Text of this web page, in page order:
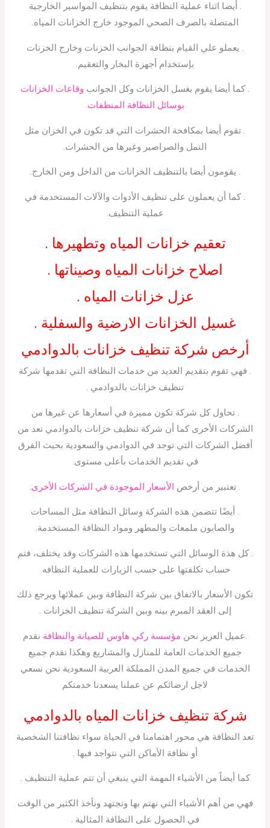
. أيضا اثناء عملية النظافة يقوم بتنظيف المواسير الخارجية
المتصلة بالصرف الصحي الموجود خارج الخزانات المياه.
. يعملو علي القيام بنظافة الجوانب الخزنات وخارج الخزنات
بإستخدام أجهزة البخار والتعقيم.
. كما أيضا يقوم بغسل الخزانات وكل الجوانب وقاعات الخزانات
بوسائل النظافة المنظفات.
. تقوم أيضا بمكافحة الحشرات التي قد تكون في الخزان مثل
النمل والصراصير وغيرها من الحشرات.
. يقومون أيضا بالتنظيف الخزانات من الداخل ومن الخارج.
. كما أن يعملون على تنظيف الأدوات والآلات المستخدمة في
عملية التنظيف.
تعقيم خزانات المياه وتطهيرها .
اصلاح خزانات المياه وصيناتها .
عزل خزانات المياه .
غسيل الخزانات الارضية والسفلية .
أرخص شركة تنظيف خزانات بالدوادمي
. فهي تقوم بتقديم العديد من خدمات النظافة التي تقدمها شركة
تنظيف خزانات بالدوادمي .
. تحاول كل شركة تكون مميزة في أسعارها عن غيرها من
الشركات الأخرى كما أن شركة تنظيف خزانات بالدوادمي تعد من
أفضل الشركات التي توجد في الدوادمي والسعودية بحيث الفرق
في تقديم الخدمات بأعلى مستوى.
. تعتبير من أرخص الأسعار الموجودة في الشركات الأخرى.
. أيضًا تتضمن هذه الشركة وسائل النظافة مثل المساحات
والصابون ملمعات والمطهر ومواد النظافة المستخدمة.
. كل هذة الوسائل التي تستخدمها هذه الشركات وقد يختلف، فتم
حساب تكلفتها على حسب الزيارات للعملية النظافه.
تكون الأسعار بالاتفاق بين شركة النظافة وبين عملائها ويرجع ذلك
إلى العقد المبرم بينه وبين الشركة تنظيف الخزانات .
.عميل العزيز نحن مؤسسة ركي هاوس للصيانة والنظافة نقدم
جميع الخدمات العامة للمنازل والمشاريع وهكذا نقدم جميع
الخدمات في جميع المدن المملكة العربية السعودية نحن نسعي
لاجل ارضائكم عن عملنا يسعدنا خدمتكم
شركة تنظيف خزانات المياه بالدوادمي
تعد النظافة هي محور اهتمامنا في الحياة سواء نظافتنا الشخصية
أو نظافة الأماكن التي نتواجد فيها .
كما أيضاً من الأشياء المهمة التي ينبغي أن تتم عملية التنظيف .
فهي من أهم الأشياء التي نهتم بها ونجتهد ونأخذ الكثير من الوقت
في الحصول على النظافة المثالية .